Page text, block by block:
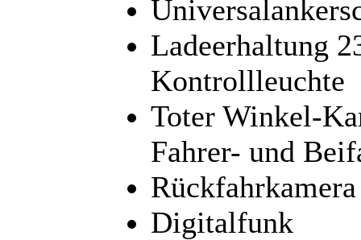
Ladeerhaltung
Kontrollleuchte
Toter Winkel-
Fahrer- und
Rückfahrkamera
Digitalfunk